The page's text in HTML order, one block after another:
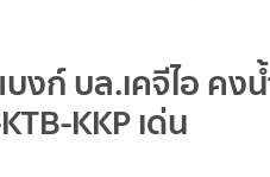
งก์ บล.เคจีไอ คง
KKP เด่น